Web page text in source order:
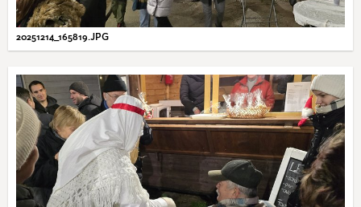
20251214_165819.JPG